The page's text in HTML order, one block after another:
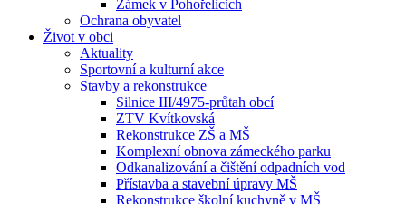
Zámek v Pohořelicích
Ochrana obyvatel
Život v obci
Aktuality
Sportovní a kulturní akce
Stavby a rekonstrukce
Silnice III/4975-průtah obcí
ZTV Kvítkovská
Rekonstrukce ZŠ a MŠ
Komplexní obnova zámeckého parku
Odkanalizování a čištění odpadních vod
Přístavba a stavební úpravy MŠ
Rekonstrukce školní kuchyně v MŠ